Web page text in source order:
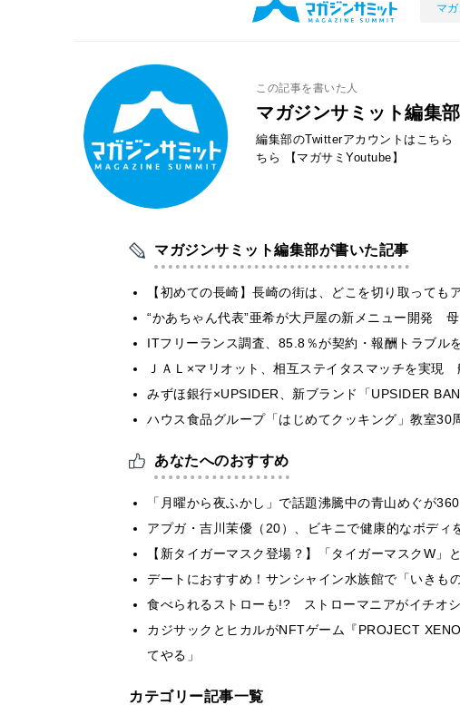
マ
この記事を書いた人
マガジンサミット編集部
編集部のTwitterアカウントはこちら
ちら
【マガサミYoutube】
マガジンサミット編集部が書いた記事
【初めての長崎】長崎の街は、どこを切り取っても
“かあちゃん代表”亜希が大戸屋の新メニュー開発
ITフリーランス調査、85.8％が契約・報酬トラブ
ＪＡＬ×マリオット、相互ステイタスマッチを実現
みずほ銀行×UPSIDER、新ブランド「UPSIDER
ハウス食品グループ「はじめてクッキング」教室
あなたへのおすすめ
「月曜から夜ふかし」で話題沸騰中の青山めぐが
アプガ・吉川茉優（20）、ビキニで健康的なボディ
【新タイガーマスク登場？】「タイガーマスクW」
デートにおすすめ！サンシャイン水族館で「いきも
食べられるストローも!? ストローマニアがイチオ
カジサックとヒカルがNFTゲーム『PROJECT
てやる」
カテゴリー記事一覧